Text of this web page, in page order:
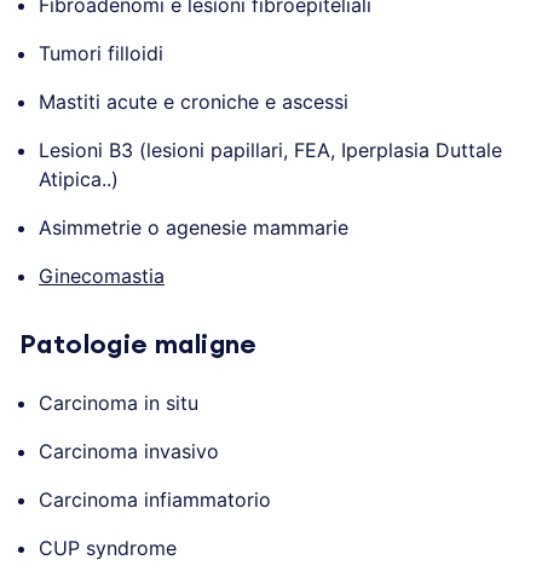
Tumori filloidi
Mastiti acute e croniche e ascessi
Lesioni B3 (lesioni papillari, FEA, Iperplasia Duttale
Atipica..)
Asimmetrie o agenesie mammarie
Ginecomastia
Patologie maligne
Carcinoma in situ
Carcinoma invasivo
Carcinoma infiammatorio
CUP syndrome